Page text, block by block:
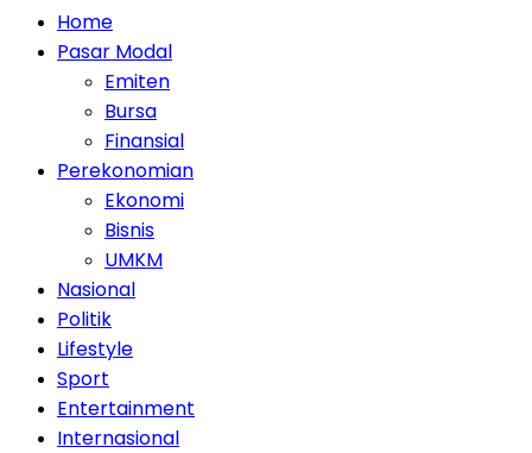
Home
Pasar Modal
Emiten
Bursa
Finansial
Perekonomian
Ekonomi
Bisnis
UMKM
Nasional
Politik
Lifestyle
Sport
Entertainment
Internasional